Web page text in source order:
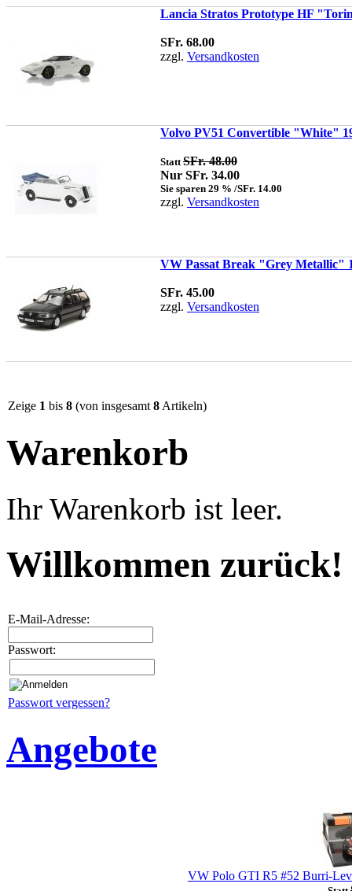
Lancia Stratos Prototype HF
SFr. 68.00
zzgl. Versandkosten
Volvo PV51 Convertible "White"
Statt SFr. 48.00
Nur SFr. 34.00
Sie sparen 29 % /SFr. 14.00
zzgl. Versandkosten
VW Passat Break "Grey Metallic"
SFr. 45.00
zzgl. Versandkosten
Zeige 1 bis 8 (von insgesamt 8 Artikeln)
Warenkorb
Ihr Warenkorb ist leer.
Willkommen zurück!
E-Mail-Adresse:
Passwort:
Passwort vergessen?
Angebote
VW Polo GTI R5 #52 Burri-